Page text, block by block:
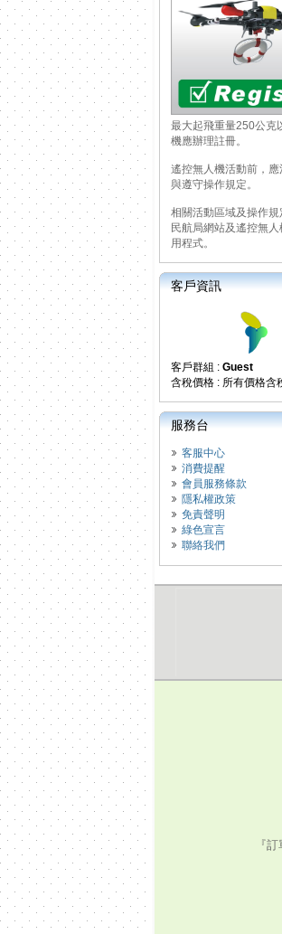
最大起飛重量250公克
機應辦理註冊。
遙控無人機活動前，
與遵守操作規定。
相關活動區域及操作
民航局網站及遙控無
用程式。
客戶資訊
客戶群組 : Guest
含稅價格 : 所有價格含
服務台
客服中心
消費提醒
會員服務條款
隱私權政策
免責聲明
綠色宣言
聯絡我們
『